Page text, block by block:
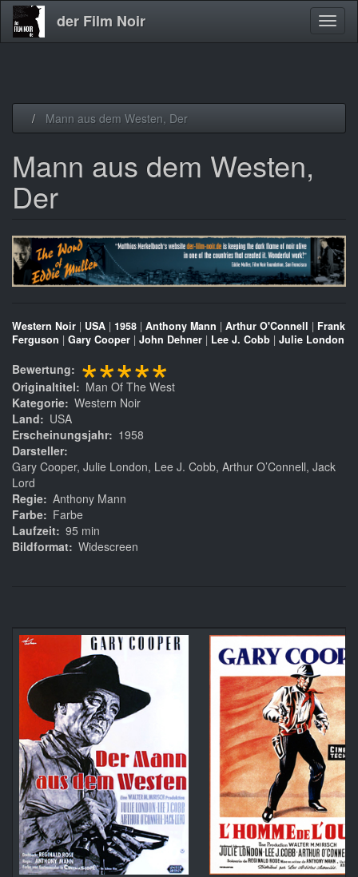
der Film Noir
Mann aus dem Westen, Der
Mann aus dem Westen,
Der
Western Noir | USA | 1958 | Anthony Mann | Arthur O'Connell | Frank
Ferguson | Gary Cooper | John Dehner | Lee J. Cobb | Julie London
Bewertung *****
Originaltitel
Man Of The West
Kategorie Western Noir
Land
USA
Erscheinungsjahr
1958
Darsteller
Gary Cooper, Julie London, Lee J. Cobb, Arthur O’Connell, Jack
Lord
Regie Anthony Mann
Farbe
Farbe
Laufzeit 95 min
Bildformat Widescreen